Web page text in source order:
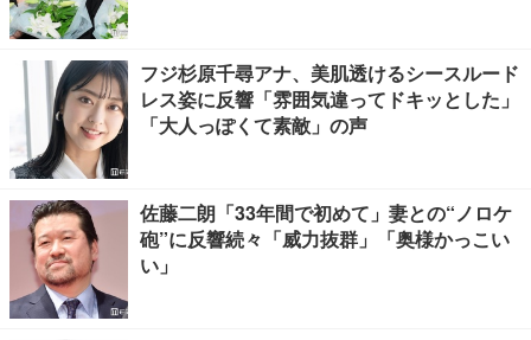
フジ杉原千尋アナ、美肌透けるシースルード
レス姿に反響「雰囲気違ってドキッとした」
「大人っぽくて素敵」の声
佐藤二朗「33年間で初めて」妻との“ノロケ
砲”に反響続々「威力抜群」「奥様かっこい
い」